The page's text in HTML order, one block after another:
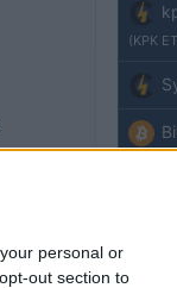
personal or
out section to
(KPK